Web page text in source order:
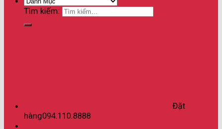
Tìm kiếm:
Đặt
hàng094.110.8888